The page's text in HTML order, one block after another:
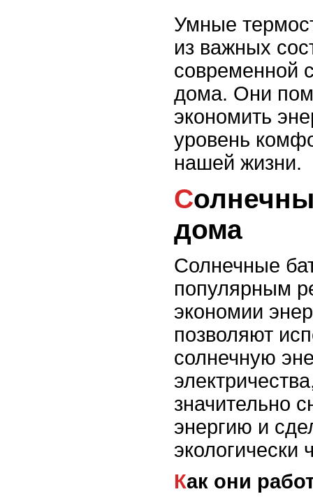
Умные
из важных
современной
дома. Они
экономить
уровень
нашей жизни.
Солнечные батареи для
дома
Солнечные
популярным
экономии
позволяют
солнечную
значительно
энергию и
экологически
Как они